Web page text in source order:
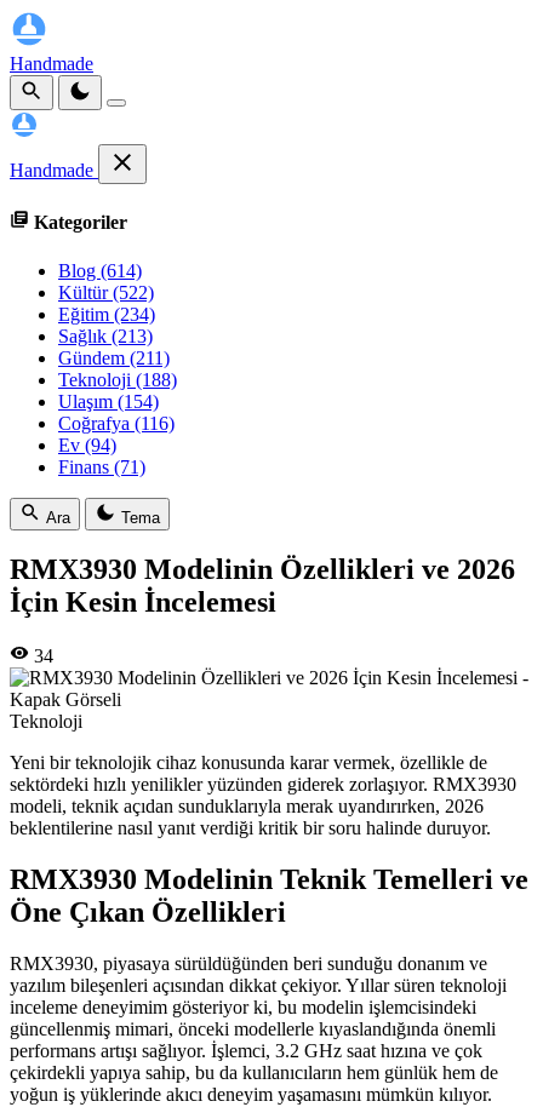
Handmade
Handmade
Kategoriler
Blog (614)
Kültür(522)
Eğitim (234)
Sağlık (213)
Gündem (211)
Teknoloji (188)
Ulaşım (154)
Coğrafya (116)
Ev (94)
Finans (71)
Ara Tema
RMX3930 Modelinin Özellikleri ve 2026
İçin Kesin İncelemesi
34
Teknoloji
Yeni bir teknolojik cihaz konusunda karar vermek, özellikle de
sektördeki hızlı yenilikler yüzünden giderek zorlaşıyor. RMX3930
modeli, teknik açıdan sunduklarıyla merak uyandırırken, 2026
beklentilerine nasıl yanıt verdiği kritik bir soru halinde duruyor.
RMX3930 Modelinin Teknik Temelleri ve
Öne Çıkan Özellikleri
RMX3930, piyasaya sürüldüğünden beri sunduğu donanım ve
yazılım bileşenleri açısından dikkat çekiyor. Yıllar süren teknoloji
inceleme deneyimim gösteriyor ki, bu modelin işlemcisindeki
güncellenmiş mimari, önceki modellerle kıyaslandığında önemli
performans artışı sağlıyor. İşlemci, 3.2 GHz saat hızına ve çok
çekirdekli yapıya sahip, bu da kullanıcıların hem günlük hem de
yoğun iş yüklerinde akıcı deneyim yaşamasını mümkün kılıyor.